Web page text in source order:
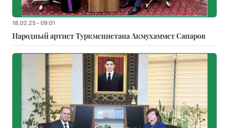
18.02.25 - 09:01
Народный артист Туркменистана Акмухаммет Сапаров